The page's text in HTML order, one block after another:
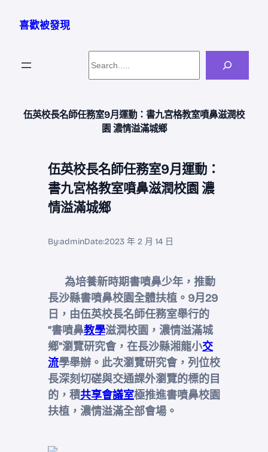
喜歡被發現
伍英校長名師任務室9月運動：書九宮格教室噴鼻滋潤校
園 濃情溢滿城鄉
伍英校長名師任務室9月運動：
書九宮格教室噴鼻滋潤校園 濃
情溢滿城鄉
By:adminDate:2023 年 2 月 14 日
為培養新時期書噴鼻少年，推動
長沙縣書噴鼻校園全體扶植。9月29
日，由伍英校長名師任務室舉行的
“書噴鼻教學滋潤校園，濃情溢滿城
鄉”瀏覽研究會，在長沙縣湘龍小交
流學舉辦。此次瀏覽研究會，列位校
長深刻切磋與交通課外瀏覽的標的目
的，積共享會議室極推進書噴鼻校園
扶植，濃情溢滿全部會場。